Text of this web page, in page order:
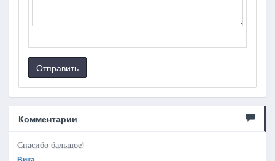
Отправить
Комментарии
Спасибо бальшое!